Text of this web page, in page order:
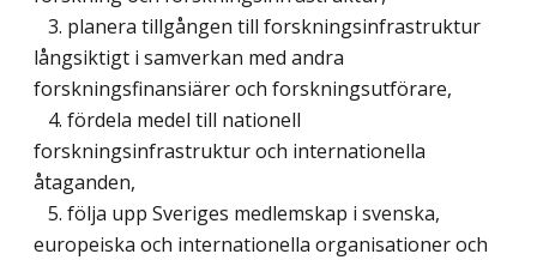
3. planera tillgången till forskningsinfrastruktur
långsiktigt i samverkan med andra
forskningsfinansiärer och forskningsutförare,
4. fördela medel till nationell
forskningsinfrastruktur och internationella
åtaganden,
5. följa upp Sveriges medlemskap i svenska,
europeiska och internationella organisationer och